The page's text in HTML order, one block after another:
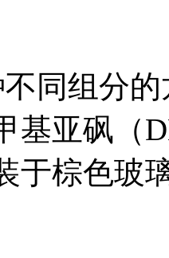
同组分
基亚砜（
于棕色玻